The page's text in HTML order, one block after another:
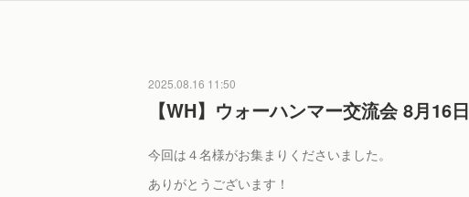
2025.08.16 11:50
【WH】ウォーハンマー交流会 8月16日
今回は４名様がお集まりくださいました。
ありがとうございます！